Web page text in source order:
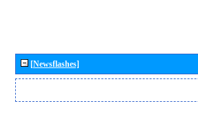
[Newsflashes]